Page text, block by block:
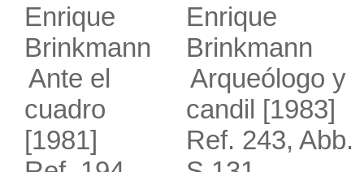
Enrique
Brinkmann
Ante el
cuadro
[1981]
Enrique
Brinkmann
Arqueólogo y
candil [1983]
Ref. 243, Abb.